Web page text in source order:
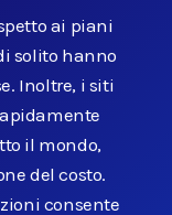
ai piani
solito hanno
Inoltre, i siti
il mondo,
del costo.
consente